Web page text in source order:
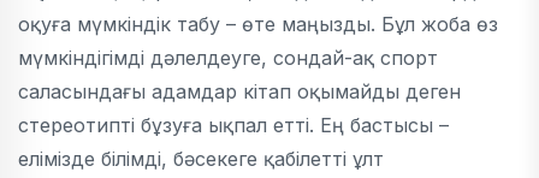
оқуға мүмкіндік табу – өте маңызды. Бұл жоба өз
мүмкіндігімді дәлелдеуге, сондай-ақ спорт
саласындағы адамдар кітап оқымайды деген
стереотипті бұзуға ықпал етті. Ең бастысы –
елімізде білімді, бәсекеге қабілетті ұлт